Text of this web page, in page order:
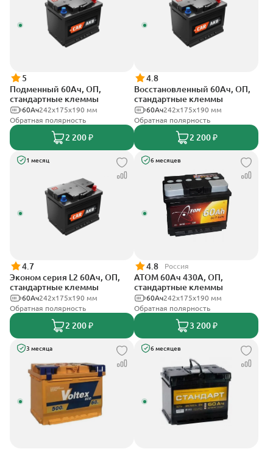
5
Подменный 60Ач, ОП,
стандартные клеммы
242х175х190 мм
60Ач
Обратная полярность
2 200 ₽
4.8
Восстановленный 60Ач, ОП,
стандартные клеммы
242х175х190 мм
60Ач
Обратная полярность
2 200 ₽
1 месяц
4.7
Эконом серия L2 60Ач, ОП,
стандартные клеммы
242х175х190 мм
60Ач
Обратная полярность
2 200 ₽
6 месяцев
4.8 Россия
АТОМ 60Ач 430А, ОП,
стандартные клеммы
242х175х190 мм
60Ач
Обратная полярность
3 200 ₽
3 месяца 6 месяцев